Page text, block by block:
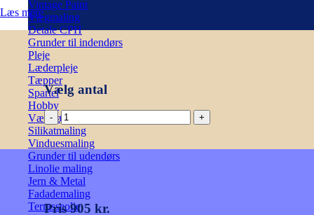
Vintage Paint
Vægmaling
Detale CPH
Grunder til indendørs
Pleje
Læderpleje
Tæpper
Spartel
Hobby
Værktøj
Silikatmaling
Vinduesmaling
Grunder til udendørs
Linolie maling
Jern & Metal
Fadademaling
Terrasseolie
Læs mere
Vælg antal
Hicks
Hexagon
Tapet
-
mørkegrøn
-
Cole
&
Pris 905 kr.